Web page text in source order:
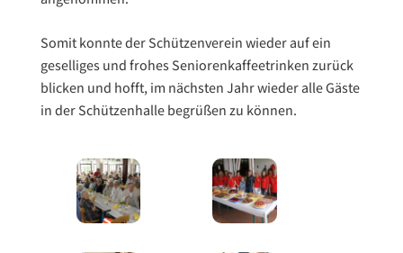
Somit konnte der Schützenverein wieder auf ein
geselliges und frohes Seniorenkaffeetrinken zurück
blicken und hofft, im nächsten Jahr wieder alle Gäste
in der Schützenhalle begrüßen zu können.